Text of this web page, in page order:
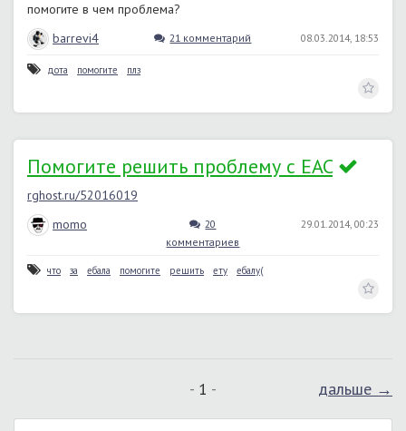
помогите в чем проблема?
barrevi4
21 комментарий 08.03.2014, 18:53
дота помогите плз
Помогите решить проблему с EAC
rghost.ru/52016019
momo
20
комментариев
29.01.2014, 00:23
что за ебала помогите решить ету ебалу(
1 дальше →